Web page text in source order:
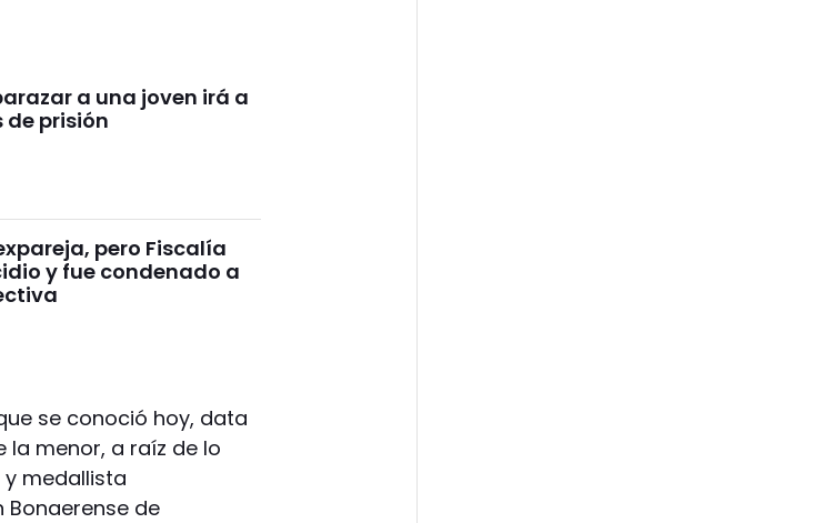
a una joven irá a
de prisión
pero Fiscalía
y fue condenado a
se conoció hoy, data
la menor, a raíz de lo
y medallista
Bonaerense de